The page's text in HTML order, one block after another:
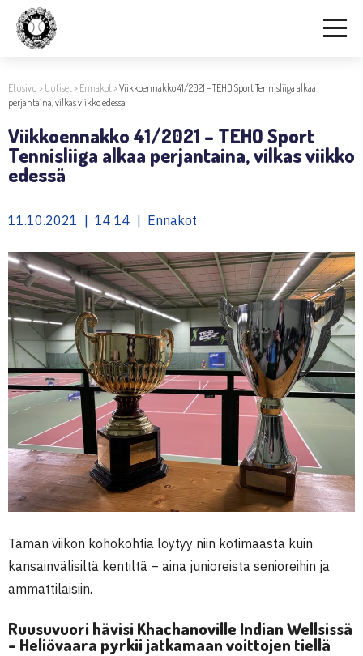
Etusivu > Uutiset> Ennakot>Viikkoennakko 41/2021 – TEHO Sport Tennisliiga alkaa
perjantaina, vilkas viikko edessä
Viikkoennakko 41/2021 – TEHO Sport
Tennisliiga alkaa perjantaina, vilkas viikko
edessä
11.10.2021 | 14:14 | Ennakot
Tämän viikon kohokohtia löytyy niin kotimaasta kuin
kansainvälisiltä kentiltä – aina junioreista senioreihin ja
ammattilaisiin.
Ruusuvuori hävisi Khachanoville Indian Wellsissä
– Heliövaara pyrkii jatkamaan voittojen tiellä